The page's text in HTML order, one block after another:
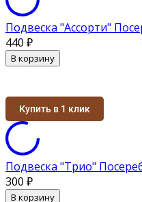
Подвеска "Ассорти"
440 ₽
В корзину
Купить в 1 клик
Подвеска "Трио"
300 ₽
В корзину